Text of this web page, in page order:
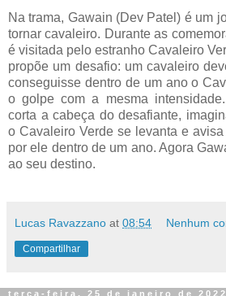
Na trama, Gawain (Dev Patel) é um
tornar cavaleiro. Durante as
é visitada pelo estranho Cavaleiro
propõe um desafio: um cavaleiro
conseguisse dentro de um ano o
o golpe com a mesma
corta a cabeça do desafiante,
o Cavaleiro Verde se levanta e
por ele dentro de um ano. Agora
ao seu destino.
Lucas Ravazzano at 08:54 Nenhum
Compartilhar
terça-feira, 25 de janeiro de 2022